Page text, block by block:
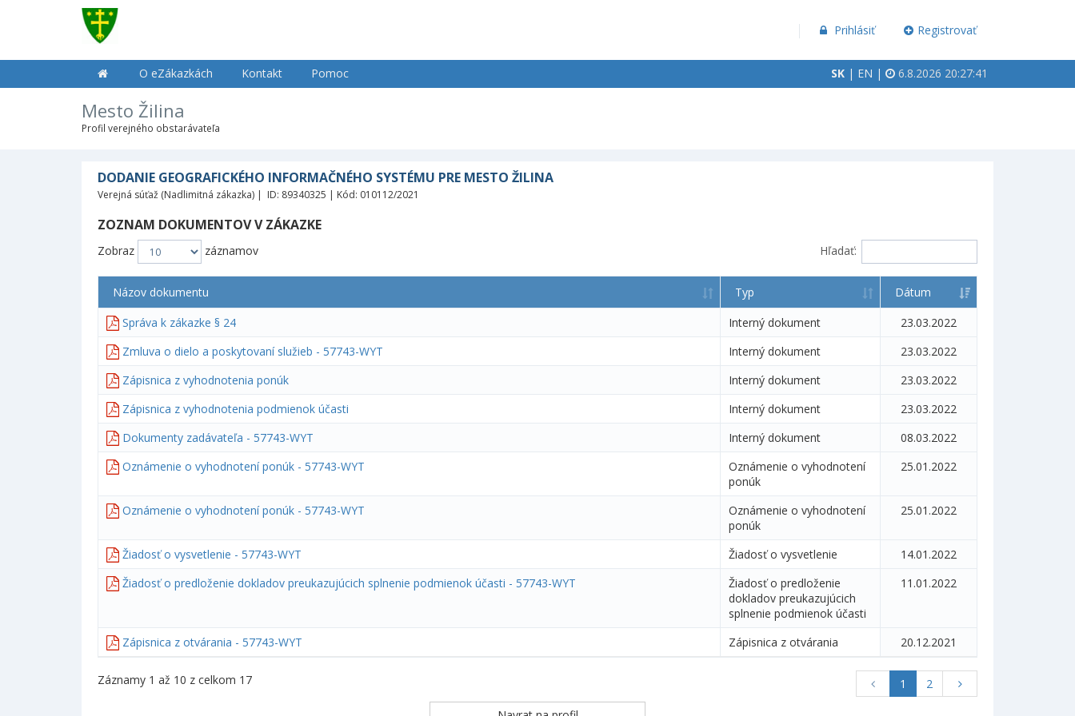
Prihlásiť Registrovať
O eZákazkách Kontakt Pomoc SK | EN | 6.8.2026 20:27:41
Mesto Žilina
Profil verejného obstarávateľa
DODANIE GEOGRAFICKÉHO INFORMAČNÉHO SYSTÉMU PRE MESTO ŽILINA
Verejná súťaž (Nadlimitná zákazka) | ID: 89340325 | Kód: 010112/2021
ZOZNAM DOKUMENTOV V ZÁKAZKE
Zobraz záznamov Hľadať:
Názov dokumentu Typ
Dátum
Správa k zákazke § 24
Interný dokument
23.03.2022
Zmluva o dielo a poskytovaní služieb - 57743-WYT
Interný dokument
23.03.2022
Zápisnica z vyhodnotenia ponúk
Interný dokument
23.03.2022
Zápisnica z vyhodnotenia podmienok účasti
Interný dokument
23.03.2022
Dokumenty zadávateľa - 57743-WYT
Interný dokument
08.03.2022
Oznámenie o vyhodnotení ponúk - 57743-WYT
Oznámenie o vyhodnotení
ponúk
25.01.2022
Oznámenie o vyhodnotení ponúk - 57743-WYT
Oznámenie o vyhodnotení
ponúk
25.01.2022
Žiadosť o vysvetlenie - 57743-WYT Žiadosť o vysvetlenie
14.01.2022
Žiadosť o predloženie dokladov preukazujúcich splnenie podmienok účasti - 57743-WYT
Žiadosť o predloženie
dokladov preukazujúcich
splnenie podmienok účasti
11.01.2022
Zápisnica z otvárania - 57743-WYT Zápisnica z otvárania 20.12.2021
Záznamy 1 až 10 z celkom 17 1 2